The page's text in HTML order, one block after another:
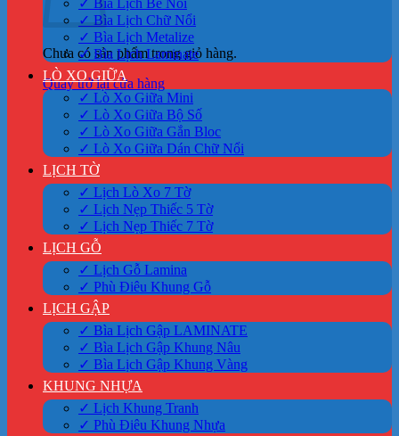
Chưa có sản phẩm trong giỏ hàng.
Quay trở lại cửa hàng
✓ Bìa Lịch Bế Nổi
✓ Bìa Lịch Chữ Nổi
✓ Bìa Lịch Metalize
✓ Bìa Lịch Laminate
LÒ XO GIỮA
✓ Lò Xo Giữa Mini
✓ Lò Xo Giữa Bộ Số
✓ Lò Xo Giữa Gắn Bloc
✓ Lò Xo Giữa Dán Chữ Nổi
LỊCH TỜ
✓ Lịch Lò Xo 7 Tờ
✓ Lịch Nẹp Thiếc 5 Tờ
✓ Lịch Nẹp Thiếc 7 Tờ
LỊCH GỖ
✓ Lịch Gỗ Lamina
✓ Phù Điêu Khung Gỗ
LỊCH GẬP
✓ Bìa Lịch Gập LAMINATE
✓ Bìa Lịch Gập Khung Nâu
✓ Bìa Lịch Gập Khung Vàng
KHUNG NHỰA
✓ Lịch Khung Tranh
✓ Phù Điêu Khung Nhựa